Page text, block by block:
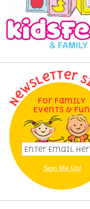
For Family
Events & Fun